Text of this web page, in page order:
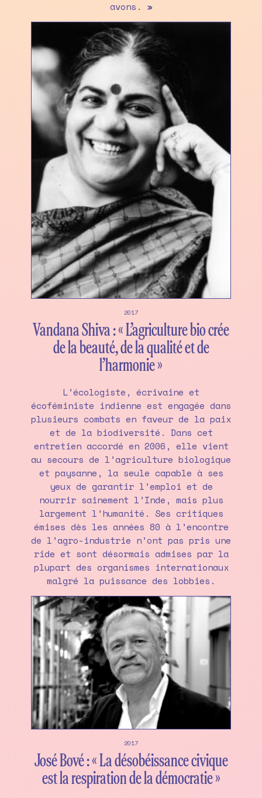
avons. »
2017
Vandana Shiva : « L’agriculture bio crée
de la beauté, de la qualité et de
l’harmonie »
L’écologiste, écrivaine et
écoféministe indienne est engagée dans
plusieurs combats en faveur de la paix
et de la biodiversité. Dans cet
entretien accordé en 2006, elle vient
au secours de l’agriculture biologique
et paysanne, la seule capable à ses
yeux de garantir l’emploi et de
nourrir sainement l’Inde, mais plus
largement l’humanité. Ses critiques
émises dès les années 80 à l’encontre
de l’agro-industrie n’ont pas pris une
ride et sont désormais admises par la
plupart des organismes internationaux
malgré la puissance des lobbies.
2017
José Bové : « La désobéissance civique
est la respiration de la démocratie »